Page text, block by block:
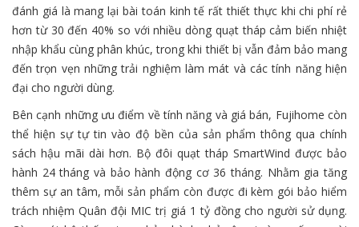
đánh giá là mang lại bài toán kinh tế rất thiết thực khi chi phí rẻ
hơn từ 30 đến 40% so với nhiều dòng quạt tháp cảm biến nhiệt
nhập khẩu cùng phân khúc, trong khi thiết bị vẫn đảm bảo mang
đến trọn vẹn những trải nghiệm làm mát và các tính năng hiện
đại cho người dùng.
Bên cạnh những ưu điểm về tính năng và giá bán, Fujihome còn
thể hiện sự tự tin vào độ bền của sản phẩm thông qua chính
sách hậu mãi dài hơn. Bộ đôi quạt tháp SmartWind được bảo
hành 24 tháng và bảo hành động cơ 36 tháng. Nhằm gia tăng
thêm sự an tâm, mỗi sản phẩm còn được đi kèm gói bảo hiểm
trách nhiệm Quân đội MIC trị giá 1 tỷ đồng cho người sử dụng.